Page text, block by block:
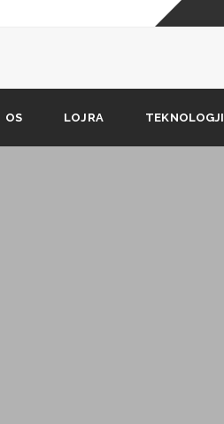
nuk është në
X duhet t’i dijë
OS LOJRA TEKNOLOGJI